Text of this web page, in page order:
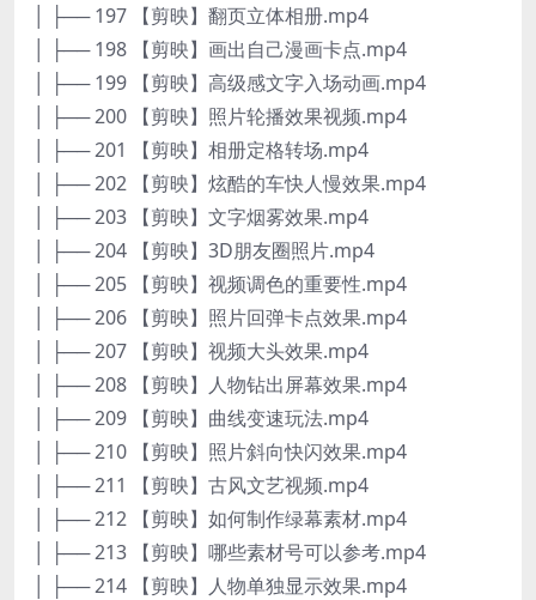
│ ├── 197 【剪映】翻页立体相册.mp4
│ ├── 198 【剪映】画出自己漫画卡点.mp4
│ ├── 199 【剪映】高级感文字入场动画.mp4
│ ├── 200 【剪映】照片轮播效果视频.mp4
│ ├── 201 【剪映】相册定格转场.mp4
│ ├── 202 【剪映】炫酷的车快人慢效果.mp4
│ ├── 203 【剪映】文字烟雾效果.mp4
│ ├── 204 【剪映】3D朋友圈照片.mp4
│ ├── 205 【剪映】视频调色的重要性.mp4
│ ├── 206 【剪映】照片回弹卡点效果.mp4
│ ├── 207 【剪映】视频大头效果.mp4
│ ├── 208 【剪映】人物钻出屏幕效果.mp4
│ ├── 209 【剪映】曲线变速玩法.mp4
│ ├── 210 【剪映】照片斜向快闪效果.mp4
│ ├── 211 【剪映】古风文艺视频.mp4
│ ├── 212 【剪映】如何制作绿幕素材.mp4
│ ├── 213 【剪映】哪些素材号可以参考.mp4
│ ├── 214 【剪映】人物单独显示效果.mp4